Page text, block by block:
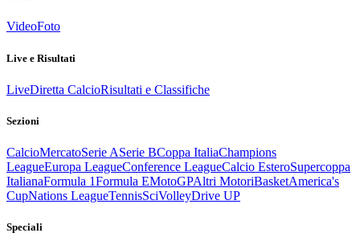
VideoFoto
Live e Risultati
LiveDiretta CalcioRisultati e Classifiche
Sezioni
CalcioMercatoSerie ASerie BCoppa ItaliaChampions
LeagueEuropa LeagueConference LeagueCalcio EsteroSupercoppa
ItalianaFormula 1Formula EMotoGPAltri MotoriBasketAmerica's
CupNations LeagueTennisSciVolleyDrive UP
Speciali